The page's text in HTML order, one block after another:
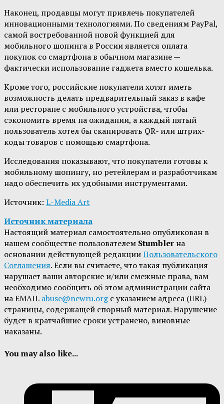
Наконец, продавцы могут привлечь покупателей
инновационными технологиями. По сведениям PayPal,
самой востребованной новой функцией для
мобильного шопинга в России является оплата
покупок со смартфона в обычном магазине —
фактически использование гаджета вместо кошелька.
Кроме того, российские покупатели хотят иметь
возможность делать предварительный заказ в кафе
или ресторане с мобильного устройства, чтобы
сэкономить время на ожидании, а каждый пятый
пользователь хотел бы сканировать QR- или штрих-
коды товаров с помощью смартфона.
Исследования показывают, что покупатели готовы к
мобильному шопингу, но ретейлерам и разработчикам
надо обеспечить их удобными инструментами.
Источник: L-Media Art
Источник материала
Настоящий материал самостоятельно опубликован в
нашем сообществе пользователем Stumbler на
основании действующей редакцииПользовательского
Соглашения. Если вы считаете, что такая публикация
нарушает ваши авторские и/или смежные права, вам
необходимо сообщить об этом администрации сайта
на EMAIL abuse@newru.orgс указанием адреса (URL)
страницы, содержащей спорный материал. Нарушение
будет в кратчайшие сроки устранено, виновные
наказаны.
You may also like...